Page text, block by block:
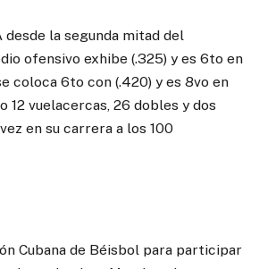
la segunda mitad del
ofensivo exhibe (.325) y es 6to en
coloca 6to con (.420) y es 8vo en
12 vuelacercas, 26 dobles y dos
en su carrera a los 100
Cubana de Béisbol para participar